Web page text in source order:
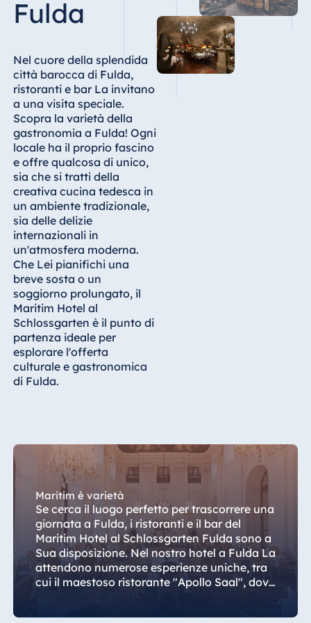
Hotel Bonn
Hotel Dresden
Hotel Düsseldorf
Hotel Frankfurt
Hotel am
Schlossgarten
Fulda
Airport Hotel
Hannover
Hotel Ingolstadt
Hotel Bellevue
Kiel
Hotel Köln
Hotel
Königswinter
Hotel Magdeburg
Hotel München
Hotel Stuttgart
TitiseeHotel
Titisee-Neustadt
Strandhotel
Travemünde
Hotel Ulm
Star-Apart Hansa
Hotel Wiesbaden
Hotel Würzburg
Fulda
Nel cuore della splendida
città barocca di Fulda,
ristoranti e bar La invitano
a una visita speciale.
Scopra la varietà della
gastronomia a Fulda! Ogni
locale ha il proprio fascino
e offre qualcosa di unico,
sia che si tratti della
creativa cucina tedesca in
un ambiente tradizionale,
sia delle delizie
internazionali in
un'atmosfera moderna.
Che Lei pianifichi una
breve sosta o un
soggiorno prolungato, il
Maritim Hotel al
Schlossgarten è il punto di
partenza ideale per
esplorare l'offerta
culturale e gastronomica
di Fulda.
Maritim è varietà
Se cerca il luogo perfetto per trascorrere una
giornata a Fulda, i ristoranti e il bar del
Maritim Hotel al Schlossgarten Fulda sono a
Sua disposizione. Nel nostro hotel a Fulda La
attendono numerose esperienze uniche, tra
cui il maestoso ristorante "Apollo Saal", dove